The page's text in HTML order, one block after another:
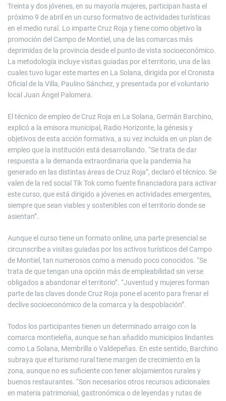
Treinta y dos jóvenes, en su mayoría mujeres, participan hasta el
próximo 9 de abril en un curso formativo de actividades turísticas
en el medio rural. Lo imparte Cruz Roja y tiene como objetivo la
promoción del Campo de Montiel, una de las comarcas más
deprimidas de la provincia desde el punto de vista socioeconómico.
La metodología incluye visitas guiadas por el territorio, una de las
cuales tuvo lugar este martes en La Solana, dirigida por el Cronista
Oficial de la Villa, Paulino Sánchez, y presentada por el voluntario
local Juan Ángel Palomera.
El técnico de empleo de Cruz Roja en La Solana, Germán Barchino,
explicó a la emisora municipal, Radio Horizonte, la génesis y
objetivos de esta acción formativa, a su vez incluida en un plan de
empleo que la institución está desarrollando. “Se trata de dar
respuesta a la demanda extraordinaria que la pandemia ha
generado en las distintas áreas de Cruz Roja”, declaró el técnico. Se
valen de la red social Tik Tok como fuente financiadora para activar
este curso, que está dirigido a jóvenes en actividades emergentes,
siempre que sean viables y sostenibles con el territorio donde se
asientan”.
Aunque el curso tiene un formato online, una parte presencial se
circunscribe a visitas guiadas por los activos turísticos del Campo
de Montiel, tan numerosos como a menudo poco conocidos. “Se
trata de que tengan una opción más de empleabilidad sin verse
obligados a abandonar el territorio”. “Juventud y mujeres forman
parte de las claves donde Cruz Roja pone el acento para frenar el
declive socioeconómico de la comarca y la despoblación”.
Todos los participantes tienen un determinado arraigo con la
comarca montieleña, aunque se han añadido municipios lindantes
como La Solana, Membrilla o Valdepeñas. En este sentido, Barchino
subraya que el turismo rural tiene margen de crecimiento en la
zona, aunque no es suficiente con tener alojamientos rurales y
buenos restaurantes. “Son necesarios otros recursos adicionales
en materia patrimonial, gastronómica o de leyendas y rutas de